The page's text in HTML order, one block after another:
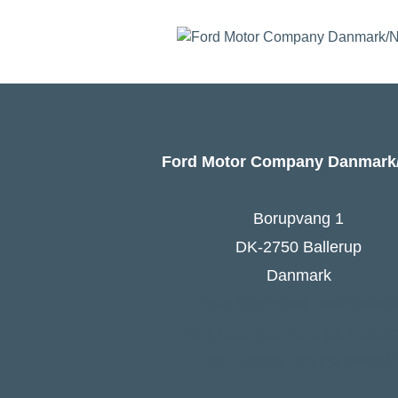
Ford Motor Company
Borupvang 1
DK-2750 Ballerup
Danmark